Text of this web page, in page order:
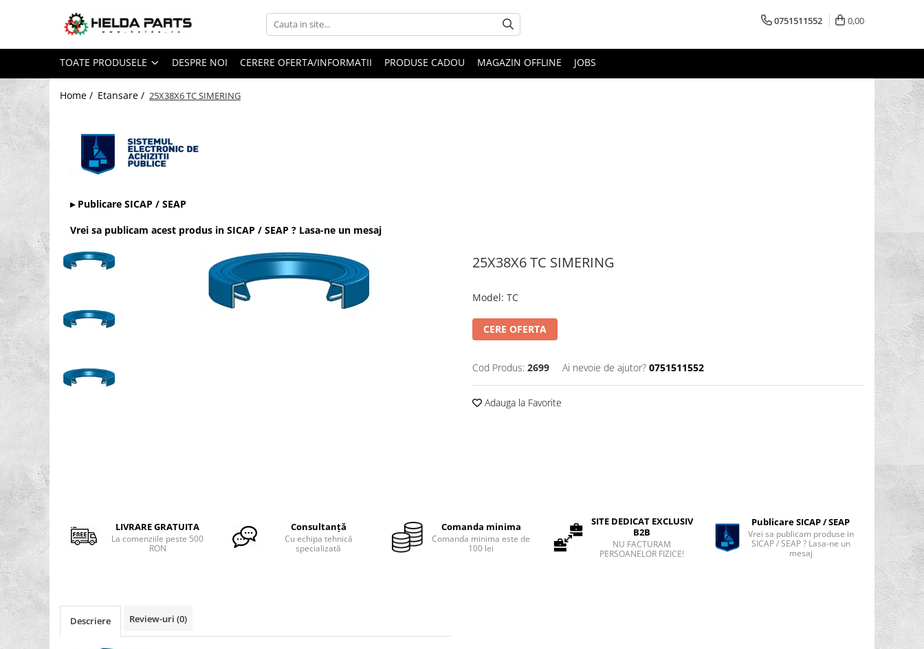
Cu bile
Cu doua randuri de bile
Cu un rand de bile
Contact unghiular
Contact unghiular de precizie
Cu role cilindrice
Cu un rand de role
Cu role butoi
Cu role conice
Rulmenti axiali cu role butoi
Rulmenti de presiune
Rulmenti osc. cu role butoi
Curele
Curele trapezoidale
10x
13x
17x
20x
22x
32x
SPA
SPB
SPZ
Curele Dintate
AVX
BX
XPA
XPB
XPZ
Sudura
0751511552 0,00
TOATE PRODUSELE DESPRE NOI CERERE OFERTA/INFORMATII PRODUSE CADOU MAGAZIN OFFLINE JOBS
Home / Etansare / 25X38X6 TC SIMERING
▸ Publicare SICAP / SEAP
Vrei sa publicam acest produs in SICAP / SEAP ? Lasa-ne un mesaj
25X38X6 TC SIMERING
Model: TC
CERE OFERTA
Cod Produs: 2699 Ai nevoie de ajutor? 0751511552
Adauga la Favorite
LIVRARE GRATUITA
La comenziile peste 500
RON
Consultanță
Cu echipa tehnică
specializată
Comanda minima
Comanda minima este de
100 lei
SITE DEDICAT EXCLUSIV
B2B
NU FACTURAM
PERSOANELOR FIZICE!
Publicare SICAP / SEAP
Vrei sa publicam produse in
SICAP / SEAP ? Lasa-ne un
mesaj
Descriere Review-uri (0)